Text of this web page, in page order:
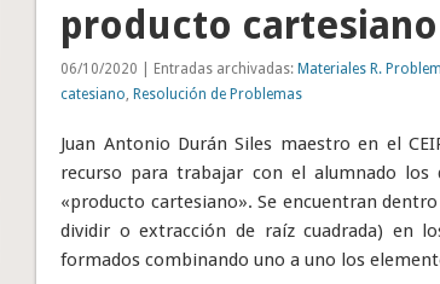
producto cartesiano
06/10/2020 | Entradas archivadas:Materiales R.
catesiano,Resolución de Problemas
Juan Antonio Durán Siles maestro en el
recurso para trabajar con el alumnado
«producto cartesiano». Se encuentran
dividir o extracción de raíz cuadrada) en
formados combinando uno a uno los